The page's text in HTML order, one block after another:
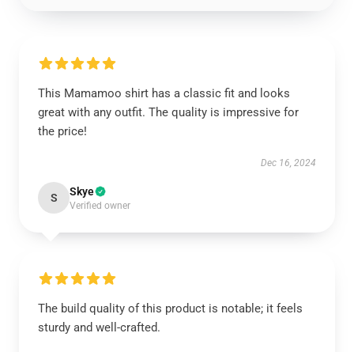
This Mamamoo shirt has a classic fit and looks
great with any outfit. The quality is impressive for
the price!
Dec 16, 2024
S Skye
Verified owner
The build quality of this product is notable; it feels
sturdy and well-crafted.